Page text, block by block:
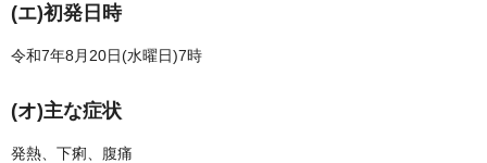
(エ)初発日時
令和7年8月20日(水曜日)7時
(オ)主な症状
発熱、下痢、腹痛